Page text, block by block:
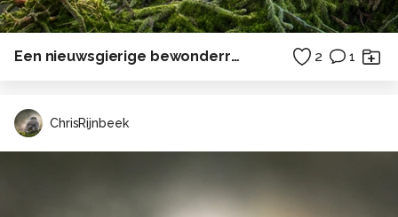
Een nieuwsgierige bewonderraarster 2 1
ChrisRijnbeek